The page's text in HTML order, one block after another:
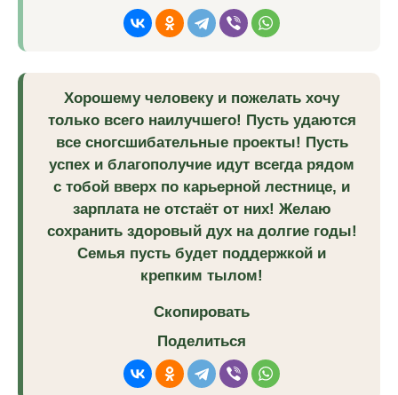
Хорошему человеку и пожелать хочу
только всего наилучшего! Пусть удаются
все сногсшибательные проекты! Пусть
успех и благополучие идут всегда рядом
с тобой вверх по карьерной лестнице, и
зарплата не отстаёт от них! Желаю
сохранить здоровый дух на долгие годы!
Семья пусть будет поддержкой и
крепким тылом!
Скопировать
Поделиться